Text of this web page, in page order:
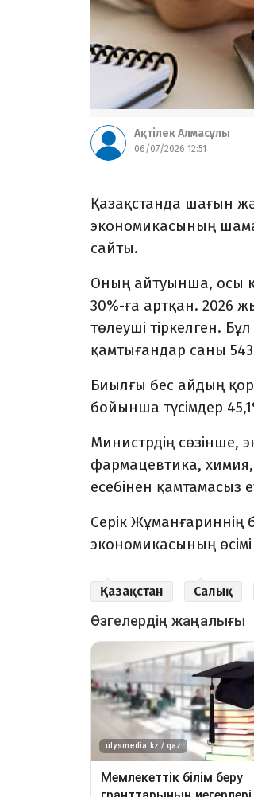
Ақтілек Алмасұлы
06/07/2026 12:51
Қазақстанда шағын
экономикасының
сайты.
Оның айтуынша, осы
30%-ға артқан. 2026
төлеуші тіркелген.
қамтығандар саны
Биылғы бес айдың
бойынша түсімдер
Министрдің сөзінше,
фармацевтика, химия,
есебінен қамтамасыз
Серік
экономикасының
Қазақстан Салық